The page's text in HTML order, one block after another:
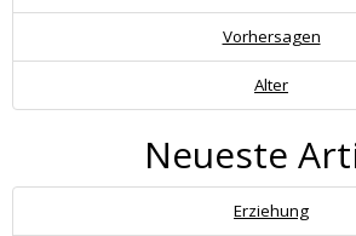
Vorhersagen
Alter
Neueste
Erziehung